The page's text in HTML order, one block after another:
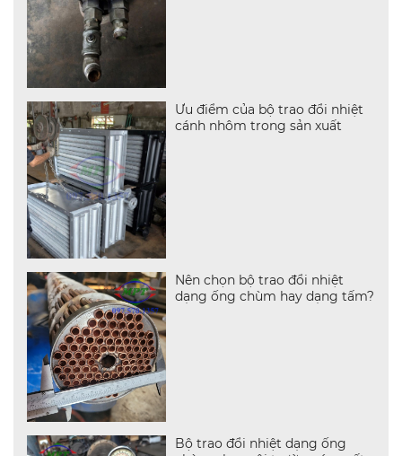
Ưu điểm của bộ trao đổi nhiệt
cánh nhôm trong sản xuất
Nên chọn bộ trao đổi nhiệt
dạng ống chùm hay dạng tấm?
Bộ trao đổi nhiệt dạng ống